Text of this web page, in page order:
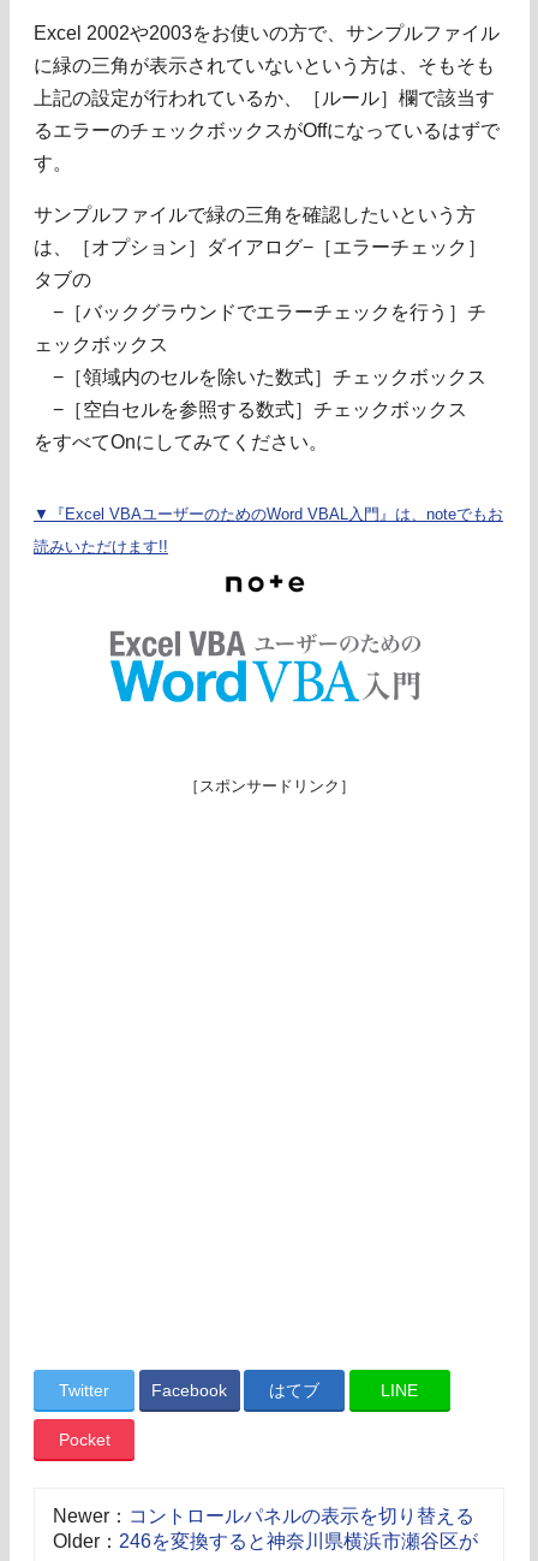
Excel 2002や2003をお使いの方で、サンプルファイル
に緑の三角が表示されていないという方は、そもそも
上記の設定が行われているか、［ルール］欄で該当す
るエラーのチェックボックスがOffになっているはずで
す。
サンプルファイルで緑の三角を確認したいという方
は、［オプション］ダイアログ−［エラーチェック］
タブの
−［バックグラウンドでエラーチェックを行う］チ
ェックボックス
−［領域内のセルを除いた数式］チェックボックス
−［空白セルを参照する数式］チェックボックス
をすべてOnにしてみてください。
▼『Excel VBAユーザーのためのWord VBAL入門』は、noteでもお
読みいただけます!!
［スポンサードリンク］
Twitter Facebook はてブ LINE
Pocket
Newer： コントロールパネルの表示を切り替える
Older： 246を変換すると神奈川県横浜市瀬谷区が